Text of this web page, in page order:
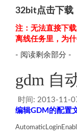
32bit点击下载
注：无法直接下
离线任务里，为什
- 阅读剩余部分 -
gdm 自
时间: 2013-11-
编辑GDM的配置